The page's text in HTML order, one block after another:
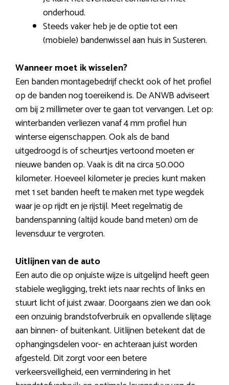
onderhoud.
Steeds vaker heb je de optie tot een
(mobiele) bandenwissel aan huis in Susteren.
Wanneer moet ik wisselen?
Een banden montagebedrijf checkt ook of het profiel
op de banden nog toereikend is. De ANWB adviseert
om bij 2 millimeter over te gaan tot vervangen. Let op:
winterbanden verliezen vanaf 4 mm profiel hun
winterse eigenschappen. Ook als de band
uitgedroogd is of scheurtjes vertoond moeten er
nieuwe banden op. Vaak is dit na circa 50.000
kilometer. Hoeveel kilometer je precies kunt maken
met 1 set banden heeft te maken met type wegdek
waar je op rijdt en je rijstijl. Meet regelmatig de
bandenspanning (altijd koude band meten) om de
levensduur te vergroten.
Uitlijnen van de auto
Een auto die op onjuiste wijze is uitgelijnd heeft geen
stabiele wegligging, trekt iets naar rechts of links en
stuurt licht of juist zwaar. Doorgaans zien we dan ook
een onzuinig brandstofverbruik en opvallende slijtage
aan binnen- of buitenkant. Uitlijnen betekent dat de
ophangingsdelen voor- en achteraan juist worden
afgesteld. Dit zorgt voor een betere
verkeersveiligheid, een vermindering in het